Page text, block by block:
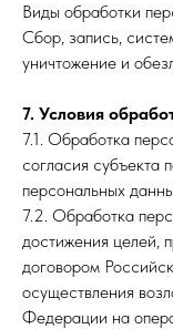
Виды обработки
Сбор, запись,
уничтожение и
7. Условия
7.1. Обработка
согласия субъекта
персональных
7.2. Обработка
достижения целей,
договором
осуществления
Федерации на